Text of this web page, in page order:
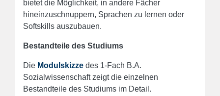
bietet die Möglichkeit, in andere Fächer
hineinzuschnuppern, Sprachen zu lernen oder
Softskills auszubauen.
Bestandteile des Studiums
Die Modulskizze des 1-Fach B.A.
Sozialwissenschaft zeigt die einzelnen
Bestandteile des Studiums im Detail.